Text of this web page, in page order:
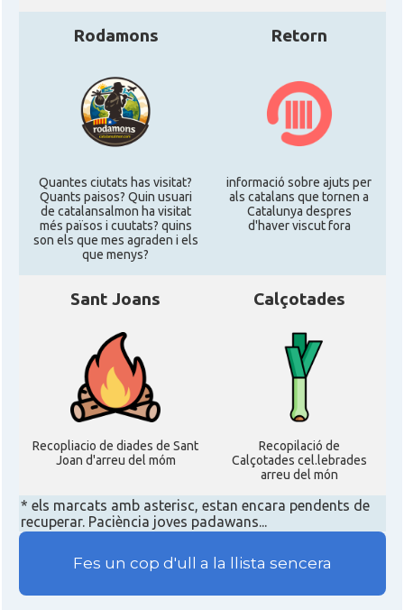
Rodamons
Quantes ciutats has visitat?
Quants paisos? Quin usuari
de catalansalmon ha visitat
més països i cuutats? quins
son els que mes agraden i els
que menys?
Retorn
informació sobre ajuts per
als catalans que tornen a
Catalunya despres
d'haver viscut fora
Sant Joans
Recopliacio de diades de Sant
Joan d'arreu del móm
Calçotades
Recopilació de
Calçotades cel.lebrades
arreu del món
* els marcats amb asterisc, estan encara pendents de
recuperar. Paciència joves padawans...
Fes un cop d'ull a la llista sencera